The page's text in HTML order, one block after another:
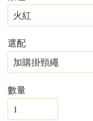
選配
數量